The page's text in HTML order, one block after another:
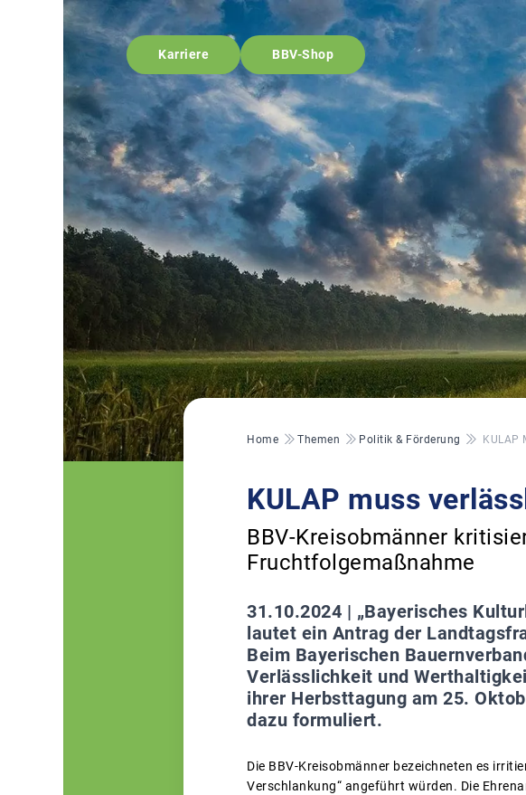
Karriere BBV-Shop
Pfadnavigation
Home Themen Politik & Förderung KULAP
KULAP muss
BBV-Kreisobmänner
Fruchtfolgemaßnahme
31.10.2024 | „Bayerisches
lautet ein Antrag der
Beim Bayerischen
Verlässlichkeit und
ihrer Herbsttagung am 25.
dazu formuliert.
Die BBV-Kreisobmänner bezeichneten es
Verschlankung“ angeführt würden. Die